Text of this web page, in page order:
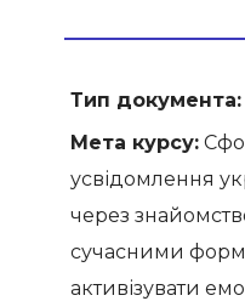
Тип документа:
Мета курсу:
усвідомлення
через
сучасними
активізувати